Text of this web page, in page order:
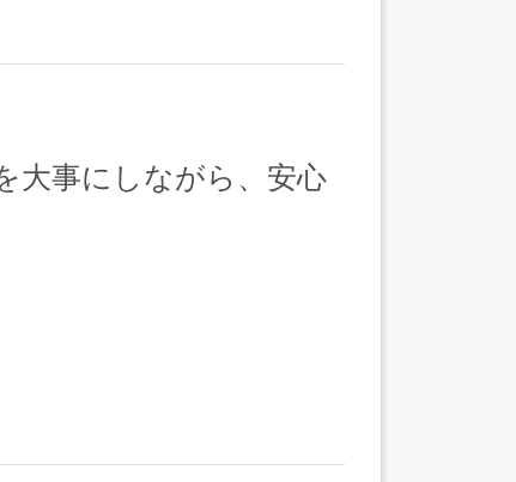
大事にしながら、安心